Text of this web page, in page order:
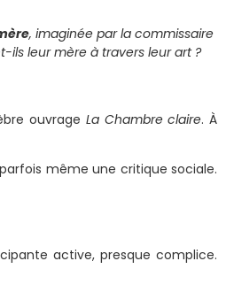
, imaginée par la commissaire
ils leur mère à travers leur art ?
ouvrage La Chambre claire. À
même une critique sociale.
active, presque complice.